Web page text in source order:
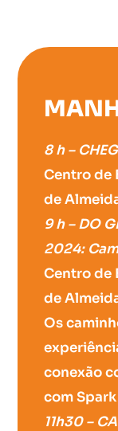
8 h –
Centro de
de
9 h – DO
2024:
Centro de
de
Os
conexão
com
11h30 –